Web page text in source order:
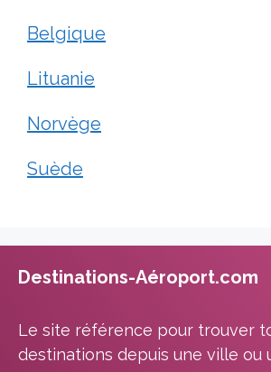
Belgique
Lituanie
Norvège
Suède
Destinations-Aéroport.com
Le site référence pour trouver
destinations depuis une ville ou